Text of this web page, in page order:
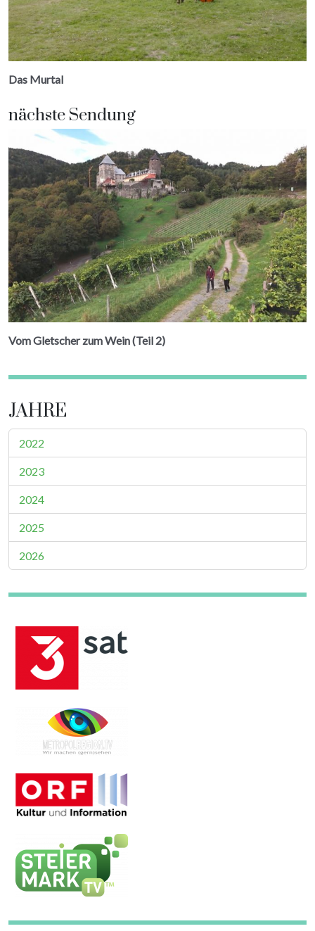
Das Murtal
nächste Sendung
Vom Gletscher zum Wein (Teil 2)
JAHRE
2022
2023
2024
2025
2026